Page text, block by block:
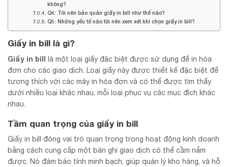
không?
Q4: Tôi nên bảo quản giấy in bill như thế nào?
Q5: Những yếu tố nào tôi nên xem xét khi chọn giấy in bill?
Giấy in bill là gì?
Giấy in bill là một loại giấy đặc biệt được sử dụng để in hóa
đơn cho các giao dịch. Loại giấy này được thiết kế đặc biệt để
tương thích với các máy in hóa đơn và có thể được tìm thấy
dưới nhiều loại khác nhau, mỗi loại phục vụ các mục đích khác
nhau.
Tầm quan trọng của giấy in bill
Giấy in bill đóng vai trò quan trọng trong hoạt động kinh doanh
bằng cách cung cấp một bản ghi giao dịch có thể cầm nắm
được. Nó đảm bảo tính minh bạch, giúp quản lý kho hàng, và hỗ